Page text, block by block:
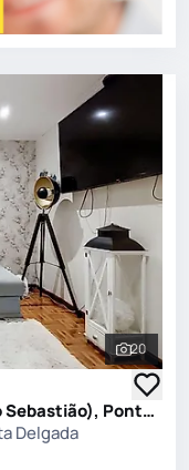
Ver
20
Moradia T6 em Ponta Delgada (São Sebastião), Ponta Delgada
Delgada